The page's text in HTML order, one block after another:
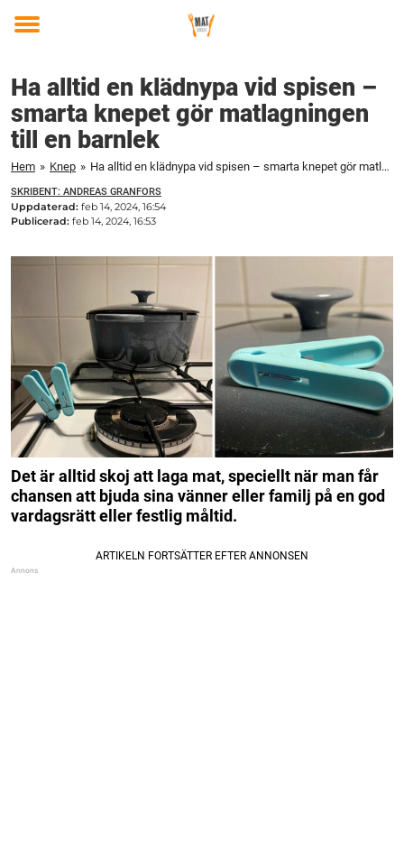
Toggle
Ha alltid en klädnypa vid spisen –
smarta knepet gör matlagningen
till en barnlek
Hem » Knep » Ha alltid en klädnypa vid spisen – smarta knepet gör matlagningen till en barnlek
SKRIBENT: ANDREAS GRANFORS
Uppdaterad: feb 14, 2024, 16:54
Publicerad: feb 14, 2024, 16:53
Det är alltid skoj att laga mat, speciellt när man får
chansen att bjuda sina vänner eller familj på en god
vardagsrätt eller festlig måltid.